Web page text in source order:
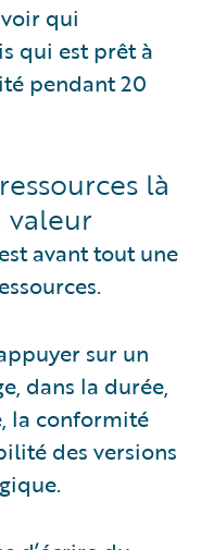
qui
qui est prêt à
pendant 20
là
valeur
avant tout une
sur un
dans la durée,
la conformité
des versions